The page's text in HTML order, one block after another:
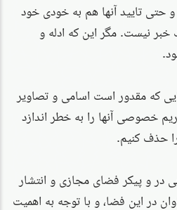
حتی تایید آنها هم به خودی خود
نیست. مگر این که ادله و
که مقدور است اسامی و تصاویر
خصوصی آنها را به خطر اندازد
حذف کنیم.
در و پیکر فضای مجازی و انتشار
در این فضا، و با توجه به اهمیت